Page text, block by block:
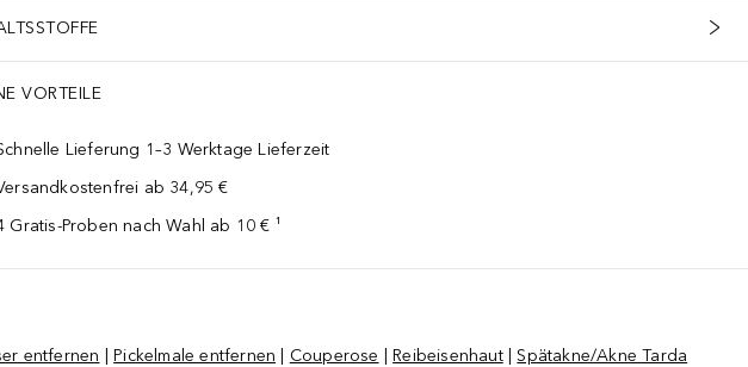
VORTEILE
Lieferung 1–3 Werktage Lieferzeit
ab 34,95 €
Gratis-Proben nach Wahl ab 10 € ¹
entfernen |Pickelmale entfernen Couperose |Reibeisenhaut|Spätakne/Akne Tarda